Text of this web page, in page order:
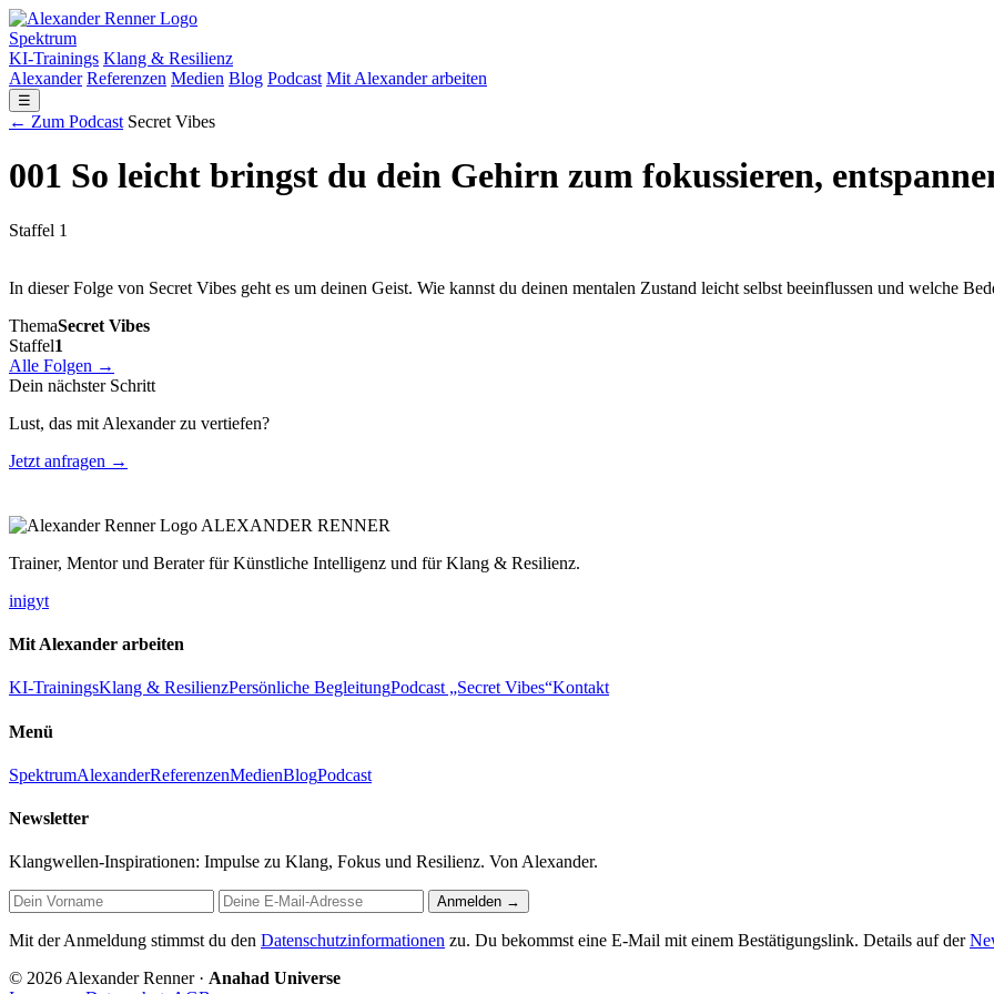
Spektrum
KI-Trainings Klang & Resilienz
Alexander Referenzen Medien Blog Podcast Mit Alexander arbeiten
☰
← Zum Podcast Secret Vibes
001 So leicht bringst du dein Gehirn zum fokussieren,
Staffel 1
In dieser Folge von Secret Vibes geht es um deinen Geist. Wie kannst du deinen mentalen Zustand leicht selbst beeinflussen und welche
ThemaSecret Vibes
Staffel1
Alle Folgen →
Dein nächster Schritt
Lust, das mit Alexander zu vertiefen?
Jetzt anfragen →
ALEXANDER RENNER
Trainer, Mentor und Berater für Künstliche Intelligenz und für Klang & Resilienz.
inigyt
Mit Alexander arbeiten
KI-TrainingsKlang & ResilienzPersönliche BegleitungPodcast „Secret Vibes“Kontakt
Menü
SpektrumAlexanderReferenzenMedienBlogPodcast
Newsletter
Klangwellen-Inspirationen: Impulse zu Klang, Fokus und Resilienz. Von Alexander.
Anmelden →
Mit der Anmeldung stimmst du den Datenschutzinformationen zu. Du bekommst eine E-Mail mit einem Bestätigungslink. Details auf der
© 2026 Alexander Renner · Anahad Universe